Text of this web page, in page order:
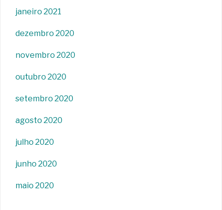
janeiro 2021
dezembro 2020
novembro 2020
outubro 2020
setembro 2020
agosto 2020
julho 2020
junho 2020
maio 2020